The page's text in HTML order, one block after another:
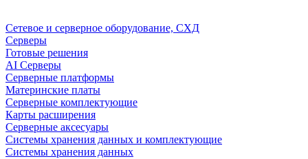
Сетевое и серверное оборудование, СХД
Cерверы
Готовые решения
AI Серверы
Серверные платформы
Материнские платы
Серверные комплектующие
Карты расширения
Серверные аксесуары
Системы хранения данных и комплектующие
Системы хранения данных